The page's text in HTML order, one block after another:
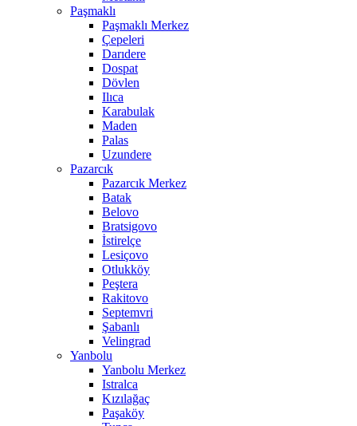
Paşmaklı
Paşmaklı Merkez
Çepeleri
Darıdere
Dospat
Dövlen
Ilıca
Karabulak
Maden
Palas
Uzundere
Pazarcık
Pazarcık Merkez
Batak
Belovo
Bratsigovo
İstirelçe
Lesiçovo
Otlukköy
Peştera
Rakitovo
Septemvri
Şabanlı
Velingrad
Yanbolu
Yanbolu Merkez
Istralca
Kızılağaç
Paşaköy